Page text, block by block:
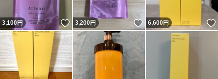
3,100円 いいね！
3,200円 いいね！
6,600円